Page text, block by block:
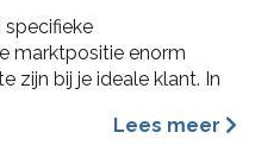
specifieke
marktpositie enorm
zijn bij je ideale klant. In
bij je ideale klant met de
Lees meer